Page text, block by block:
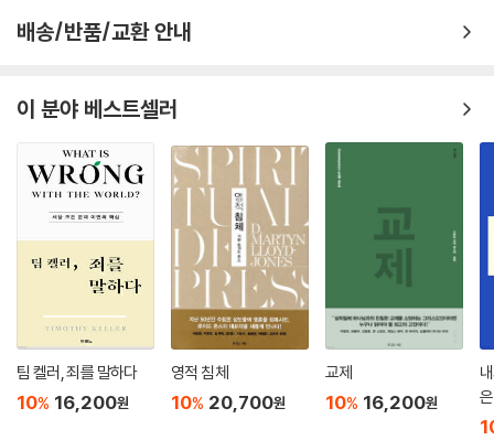
략- 지속적인 변화를 이루는 데에 필요한 생태적 회개는 공동체의 회개이
았다. 기후변화는 윤리적이며 영적 문제이다.
--- p.206
생명에 대한 통합적 접근방식과 이를 위한 부서 간 협력도 필요하지만, 문
명과 제국에 대한 비판과 신학적 회심이 필요하다. 즉 자본주의와 혼합주
의화된 현대 기독교를 신학적으로 비판하지 않으면 출발할 수 없다.
--- p.217
기후위기에 직면하여 사실 우리가 걱정하는 것은 지구 생명 전체의 멸종이
라기보다는 우리 자신, 곧 인류의 멸망일지도 모른다. 하지만 인간의 구원
배송/반품/교환 안내
이 분야 베스트셀러
팀 켈러, 죄를 말하다
10% 16,200원
영적 침체
10% 20,700원
교제
10% 16,200원